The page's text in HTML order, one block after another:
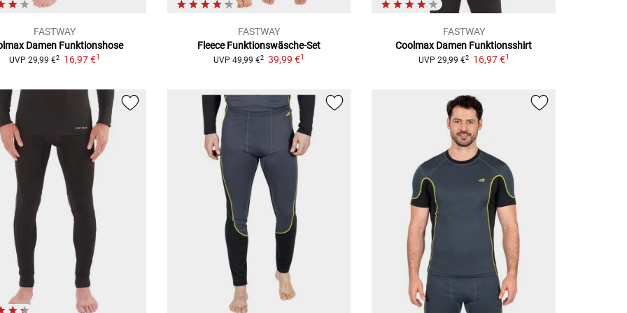
FASTWAY
Damen Funktionshose
UVP 29,99 €2 16,97 €1
FASTWAY
Fleece Funktionswäsche-Set
UVP 49,99 €2 39,99 €1
FASTWAY
Coolmax Damen Funktionsshirt
UVP 29,99 €2 16,97 €1